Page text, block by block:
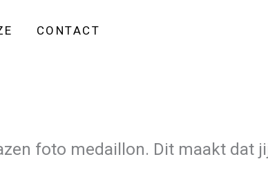
CONTACT
foto medaillon. Dit maakt dat